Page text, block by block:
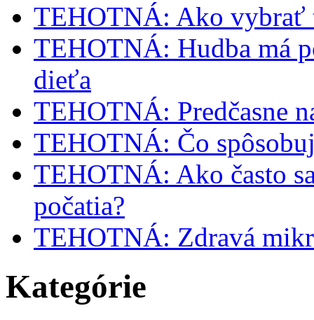
TEHOTNÁ: Ako vybrať
TEHOTNÁ: Hudba má
dieťa
TEHOTNÁ: Predčasne
TEHOTNÁ: Čo
TEHOTNÁ: Ako často
počatia?
TEHOTNÁ: Zdravá
Kategórie